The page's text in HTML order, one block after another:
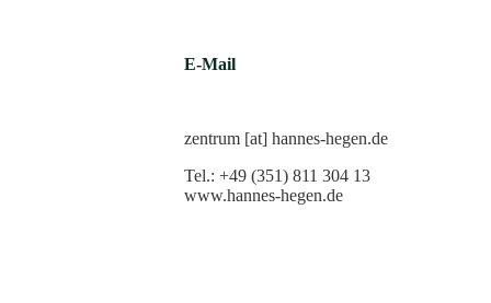
E-Mail
zentrum [at] hannes-hegen.de
Tel.: +49 (351) 811 304 13
www.hannes-hegen.de